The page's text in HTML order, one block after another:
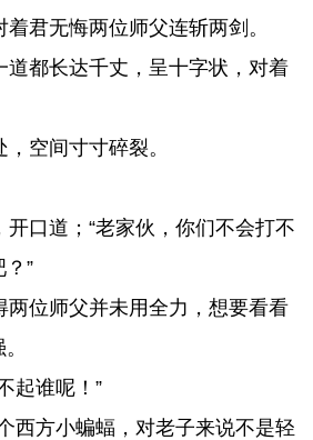
君无悔两位师父连斩两剑。
都长达千丈，呈十字状，对着
空间寸寸碎裂。
口道；“老家伙，你们不会打不
”
位师父并未用全力，想要看看
起谁呢！”
西方小蝙蝠，对老子来说不是轻